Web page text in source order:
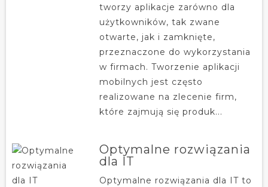
tworzy aplikacje zarówno dla
użytkowników, tak zwane
otwarte, jak i zamknięte,
przeznaczone do wykorzystania
w firmach. Tworzenie aplikacji
mobilnych jest często
realizowane na zlecenie firm,
które zajmują się produk...
Optymalne rozwiązania
dla IT
Optymalne rozwiązania dla IT to